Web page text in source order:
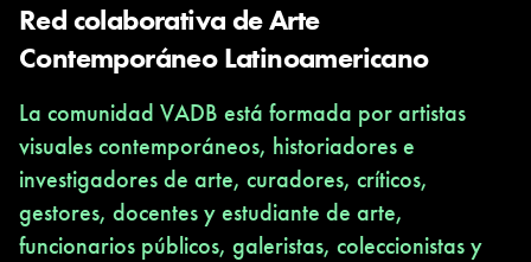
Red colaborativa de Arte
Contemporáneo Latinoamericano
La comunidad VADB está formada por artistas
visuales contemporáneos, historiadores e
investigadores de arte, curadores, críticos,
gestores, docentes y estudiante de arte,
funcionarios públicos, galeristas, coleccionistas y